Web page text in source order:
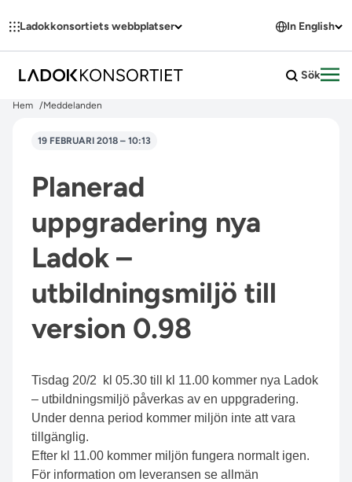
Ladokkonsortiets webbplatser In English
Sök
Hem Meddelanden
19 FEBRUARI 2018 – 10:13
Planerad
uppgradering nya
Ladok –
utbildningsmiljö till
version 0.98
Tisdag 20/2 kl 05.30 till kl 11.00 kommer nya Ladok
– utbildningsmiljö påverkas av en uppgradering.
Under denna period kommer miljön inte att vara
tillgänglig.
Efter kl 11.00 kommer miljön fungera normalt igen.
För information om leveransen se allmän